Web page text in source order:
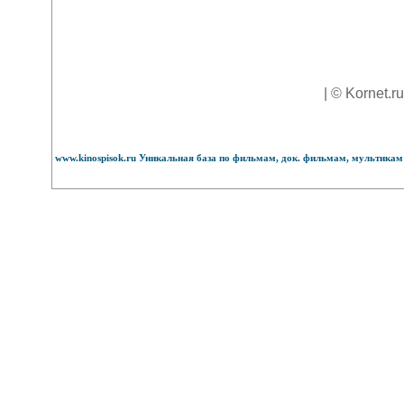
| ©
www.kinospisok.ru Уникальная база по фильмам, док. фильмам,